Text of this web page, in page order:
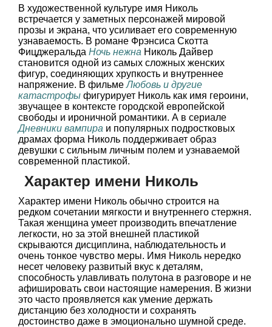
В художественной культуре имя Николь
встречается у заметных персонажей мировой
прозы и экрана, что усиливает его современную
узнаваемость. В романе Фрэнсиса Скотта
Фицджеральда Ночь нежна Николь Дайвер
становится одной из самых сложных женских
фигур, соединяющих хрупкость и внутреннее
напряжение. В фильмеЛюбовь и другие
катастрофы фигурирует Николь как имя героини,
звучащее в контексте городской европейской
свободы и ироничной романтики. А в сериале
Дневники вампира и популярных подростковых
драмах форма Николь поддерживает образ
девушки с сильным личным полем и узнаваемой
современной пластикой.
Характер имени Николь
Характер имени Николь обычно строится на
редком сочетании мягкости и внутреннего стержня.
Такая женщина умеет производить впечатление
легкости, но за этой внешней пластикой
скрываются дисциплина, наблюдательность и
очень тонкое чувство меры. Имя Николь нередко
несет человеку развитый вкус к деталям,
способность улавливать полутона в разговоре и не
афишировать свои настоящие намерения. В жизни
это часто проявляется как умение держать
дистанцию без холодности и сохранять
достоинство даже в эмоционально шумной среде.